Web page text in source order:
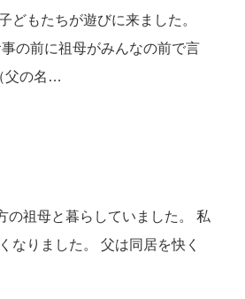
どもたちが遊びに来ました。
の前に祖母がみんなの前で言
父の名…
祖母と暮らしていました。 私
なりました。 父は同居を快く